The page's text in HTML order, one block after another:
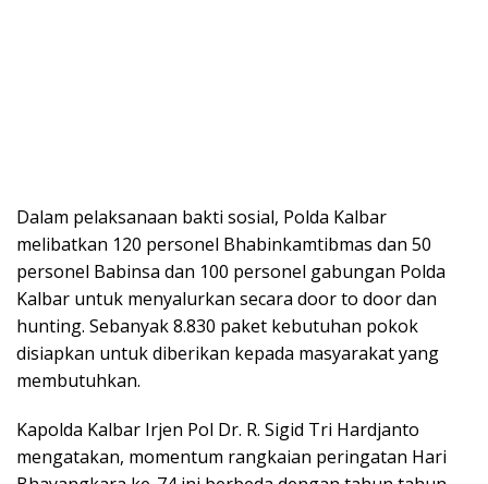
Dalam pelaksanaan bakti sosial, Polda Kalbar
melibatkan 120 personel Bhabinkamtibmas dan 50
personel Babinsa dan 100 personel gabungan Polda
Kalbar untuk menyalurkan secara door to door dan
hunting. Sebanyak 8.830 paket kebutuhan pokok
disiapkan untuk diberikan kepada masyarakat yang
membutuhkan.
Kapolda Kalbar Irjen Pol Dr. R. Sigid Tri Hardjanto
mengatakan, momentum rangkaian peringatan Hari